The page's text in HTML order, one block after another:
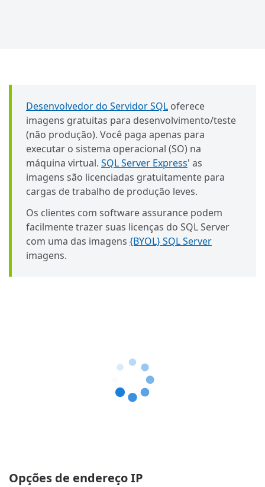
Desenvolvedor do Servidor SQL oferece
imagens gratuitas para desenvolvimento/teste
(não produção). Você paga apenas para
executar o sistema operacional (SO) na
máquina virtual. SQL Server Express' as
imagens são licenciadas gratuitamente para
cargas de trabalho de produção leves.
Os clientes com software assurance podem
facilmente trazer suas licenças do SQL Server
com uma das imagens {BYOL} SQL Server
imagens.
Opções de endereço IP